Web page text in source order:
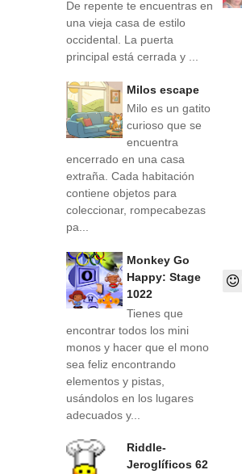
De repente te encuentras en
una vieja casa de estilo
occidental. La puerta
principal está cerrada y ...
Milos escape
Milo es un gatito
curioso que se
encuentra
encerrado en una casa
extraña. Cada habitación
contiene objetos para
coleccionar, rompecabezas
pa...
Monkey Go
Happy: Stage
1022
Tienes que
encontrar todos los mini
monos y hacer que el mono
sea feliz encontrando
elementos y pistas,
usándolos en los lugares
adecuados y...
Riddle-
Jeroglíficos 62